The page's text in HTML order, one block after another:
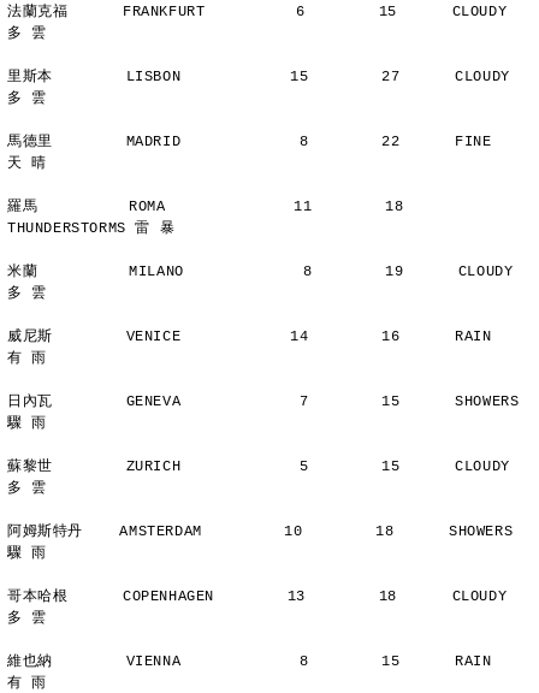
法蘭克福      FRANKFURT          6        15      CLOUDY
多 雲
里斯本        LISBON            15        27      CLOUDY
多 雲
馬德里        MADRID             8        22      FINE
天 晴
羅馬          ROMA              11        18
THUNDERSTORMS 雷 暴
米蘭          MILANO             8        19      CLOUDY
多 雲
威尼斯        VENICE            14        16      RAIN
有 雨
日內瓦        GENEVA             7        15      SHOWERS
驟 雨
蘇黎世        ZURICH             5        15      CLOUDY
多 雲
阿姆斯特丹    AMSTERDAM         10        18      SHOWERS
驟 雨
哥本哈根      COPENHAGEN        13        18      CLOUDY
多 雲
維也納        VIENNA             8        15      RAIN
有 雨